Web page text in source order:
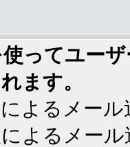
ってユー
ます。
よるメー
よるメー